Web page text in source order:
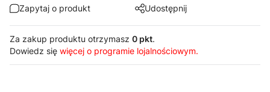
Zapytaj o produkt Udostępnij
Za zakup produktu otrzymasz 0 pkt.
Dowiedz się więcej o programie lojalnościowym.